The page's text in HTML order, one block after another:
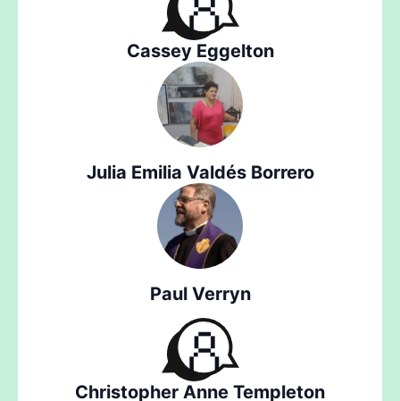
Cassey Eggelton
Julia Emilia Valdés Borrero
Paul Verryn
Christopher Anne Templeton